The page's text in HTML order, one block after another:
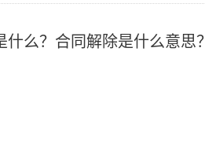
什么？合同解除是什么意思？